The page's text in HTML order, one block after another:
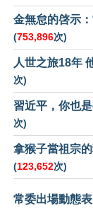
金無怠的啓示
(753,896次)
人世之旅18年
次)
習近平，你也
次)
拿猴子當祖宗
(123,652次)
常委出場動態